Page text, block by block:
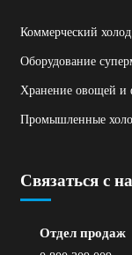
Коммерческий холод
Оборудование
Хранение овощей и
Промышленные
Связаться с
Отдел продаж